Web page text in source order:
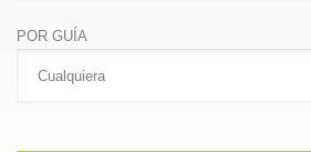
POR GUÍA